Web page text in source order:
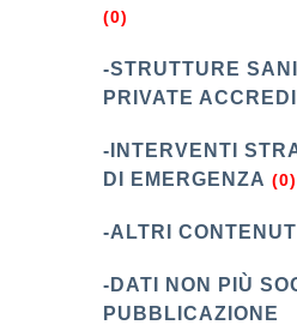
(0)
-STRUTTURE
PRIVATE
-INTERVENTI
DI EMERGENZA (0)
-ALTRI CONTENUTI
-DATI NON PIÙ
PUBBLICAZIONE